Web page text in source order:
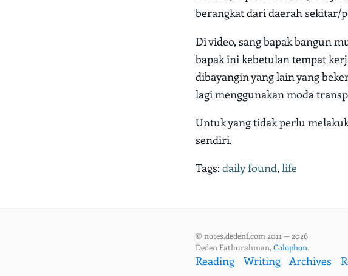
berangkat dari daerah sekitar/
Di video, sang bapak bangun
bapak ini kebetulan tempat
dibayangin yang lain yang
lagi menggunakan moda
Untuk yang tidak perlu
sendiri.
Tags:daily found,life
© notes.dedenf.com 2011 — 2026
Deden Fathurahman,Colophon.
Reading Writing Archives